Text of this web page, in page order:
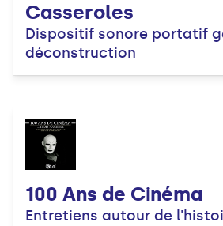
Casseroles
Dispositif sonore portatif
déconstruction
100 Ans de Cinéma
Entretiens autour de